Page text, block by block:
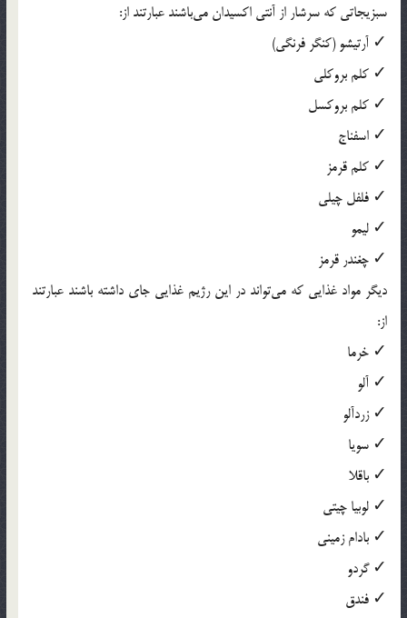
سبزیجاتی که سرشار از آنتی اکسیدان می‌باشند عبارتند از:
✓ آرتیشو (کنگر فرنگی)
✓ کلم بروکلی
✓ کلم بروکسل
✓ اسفناج
✓ کلم قرمز
✓ فلفل چیلی
✓ لیمو
✓ چغندر قرمز
دیگر مواد غذایی که می‌تواند در این رژیم غذایی جای داشته باشند عبارتند
از:
✓ خرما
✓ آلو
✓ زردآلو
✓ سویا
✓ باقلا
✓ لوبیا چیتی
✓ بادام زمینی
✓ گردو
✓ فندق